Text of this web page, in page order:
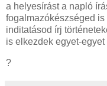
a helyesírást a napló
fogalmazókészséged
inditatásod írj
is elkezdek egyet-
?